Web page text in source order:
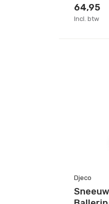
64,95
Incl. btw
Djeco